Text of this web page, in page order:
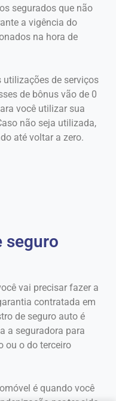
segurados que não
a vigência do
na hora de
de serviços
de bônus vão de 0
você utilizar sua
não seja utilizada,
até voltar a zero.
seguro
vai precisar fazer a
contratada em
de seguro auto é
a seguradora para
ou o do terceiro
é quando você